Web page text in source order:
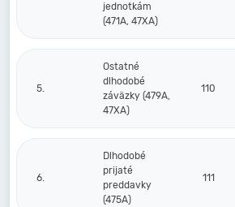
jednotkám
(471A, 47XA)
5.
Ostatné
dlhodobé
záväzky (479A,
47XA)
110
6.
Dlhodobé
prijaté
preddavky
(475A)
111